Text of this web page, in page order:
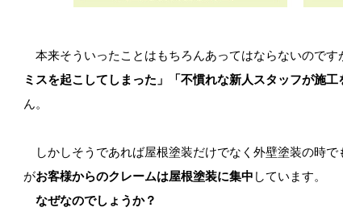
本来そういったことはもちろんあってはならないのです
ミスを起こしてしまった」「不慣れな新人スタッフが施工
ん。
しかしそうであれば屋根塗装だけでなく外壁塗装の時で
がお客様からのクレームは屋根塗装に集中 しています。
なぜなのでしょうか？